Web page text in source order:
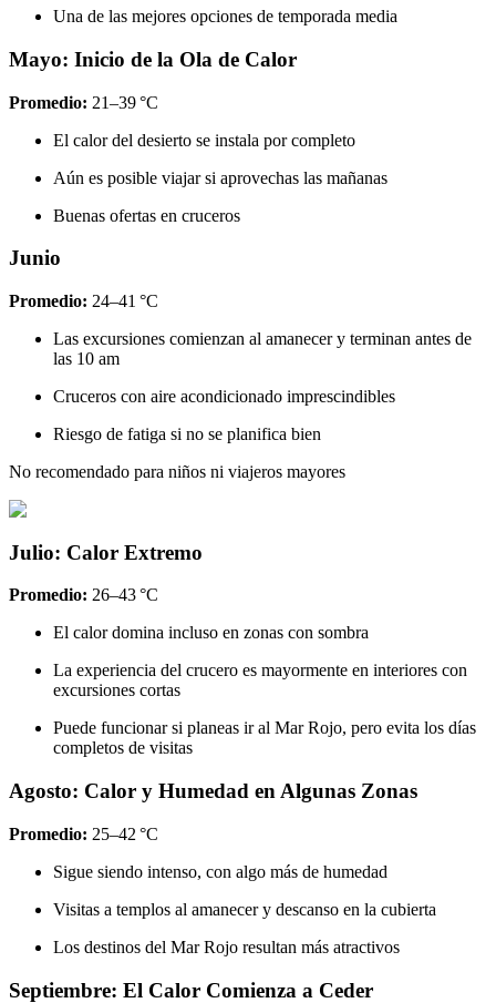
Una de las mejores opciones de temporada media
Mayo: Inicio de la Ola de Calor
Promedio: 21–39 °C
El calor del desierto se instala por completo
Aún es posible viajar si aprovechas las mañanas
Buenas ofertas en cruceros
Junio
Promedio: 24–41 °C
Las excursiones comienzan al amanecer y terminan antes de
las 10 am
Cruceros con aire acondicionado imprescindibles
Riesgo de fatiga si no se planifica bien
No recomendado para niños ni viajeros mayores
Julio: Calor Extremo
Promedio: 26–43 °C
El calor domina incluso en zonas con sombra
La experiencia del crucero es mayormente en interiores con
excursiones cortas
Puede funcionar si planeas ir al Mar Rojo, pero evita los días
completos de visitas
Agosto: Calor y Humedad en Algunas Zonas
Promedio: 25–42 °C
Sigue siendo intenso, con algo más de humedad
Visitas a templos al amanecer y descanso en la cubierta
Los destinos del Mar Rojo resultan más atractivos
Septiembre: El Calor Comienza a Ceder